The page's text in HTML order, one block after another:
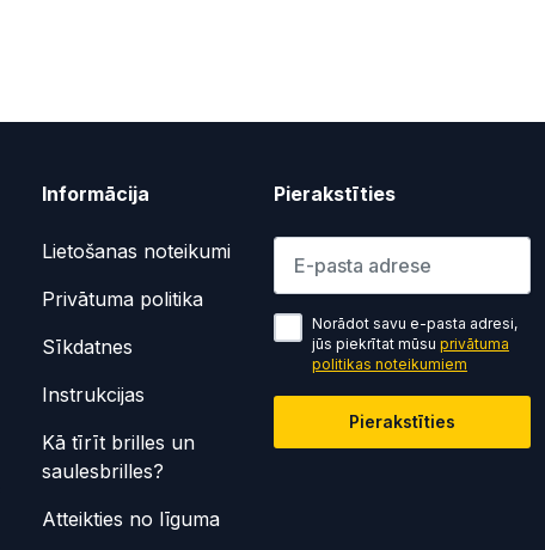
Informācija
Lietošanas noteikumi
Privātuma politika
Sīkdatnes
Instrukcijas
Kā tīrīt brilles un
saulesbrilles?
Atteikties no līguma
Pierakstīties
Lūdzu ievadiet e-pasta adresi
Norādot savu e-pasta adresi,
jūs piekrītat mūsu privātuma
politikas noteikumiem
Pierakstīties